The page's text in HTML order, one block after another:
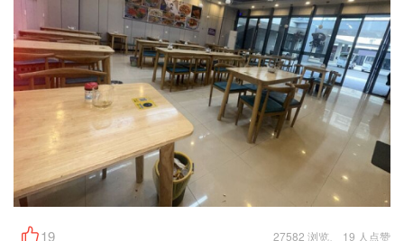
19 27582 浏览、 19 人点赞